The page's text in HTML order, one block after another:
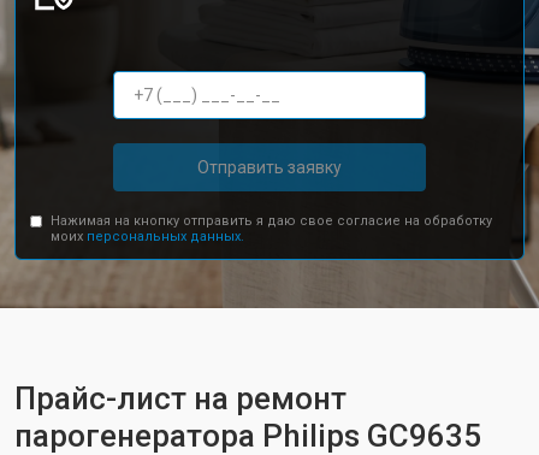
Отправить заявку
Нажимая на кнопку отправить я даю свое согласие на обработку
моих персональных данных.
Прайс-лист на ремонт
парогенератора Philips GC9635